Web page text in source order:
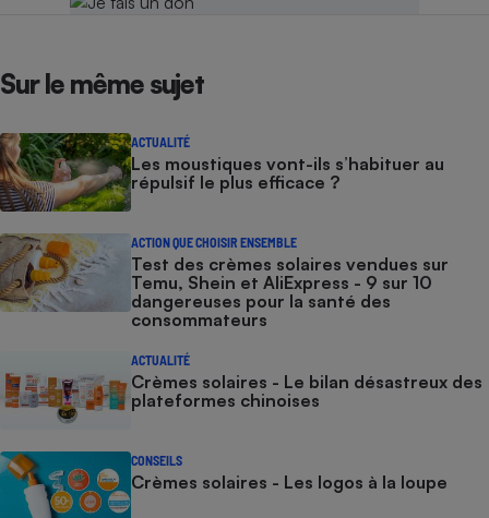
Sur le même sujet
ACTUALITÉ
Les moustiques vont-ils s’habituer au
répulsif le plus efficace ?
ACTION QUE CHOISIR ENSEMBLE
Test des crèmes solaires vendues sur
Temu, Shein et AliExpress - 9 sur 10
dangereuses pour la santé des
consommateurs
ACTUALITÉ
Crèmes solaires - Le bilan désastreux des
plateformes chinoises
CONSEILS
Crèmes solaires - Les logos à la loupe